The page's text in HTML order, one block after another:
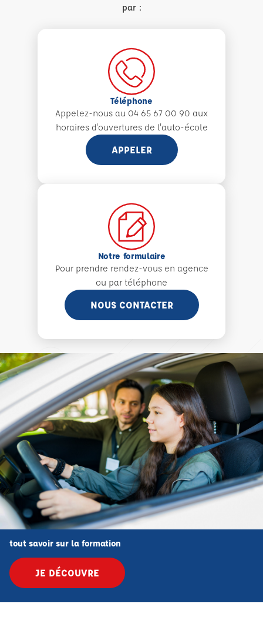
par :
Téléphone
Appelez-nous au 04 65 67 00 90 aux
horaires d'ouvertures de l'auto-école
APPELER
Notre formulaire
Pour prendre rendez-vous en agence
ou par téléphone
NOUS CONTACTER
tout savoir sur la formation
JE DÉCOUVRE